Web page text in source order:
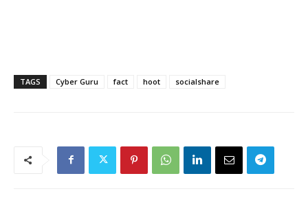
TAGS Cyber Guru fact hoot socialshare